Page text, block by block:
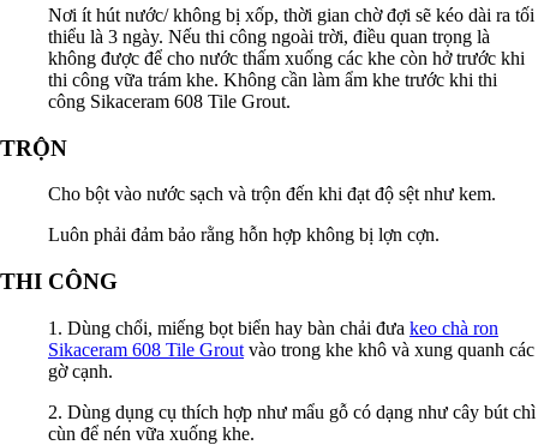
Nơi ít hút nước/ không bị xốp, thời gian chờ đợi sẽ kéo dài ra tối
thiểu là 3 ngày. Nếu thi công ngoài trời, điều quan trọng là
không được để cho nước thấm xuống các khe còn hở trước khi
thi công vữa trám khe. Không cần làm ẩm khe trước khi thi
công Sikaceram 608 Tile Grout.
TRỘN
Cho bột vào nước sạch và trộn đến khi đạt độ sệt như kem.
Luôn phải đảm bảo rằng hỗn hợp không bị lợn cợn.
THI CÔNG
1. Dùng chổi, miếng bọt biển hay bàn chải đưa keo chà ron
Sikaceram 608 Tile Grout vào trong khe khô và xung quanh các
gờ cạnh.
2. Dùng dụng cụ thích hợp như mẩu gỗ có dạng như cây bút chì
cùn để nén vữa xuống khe.